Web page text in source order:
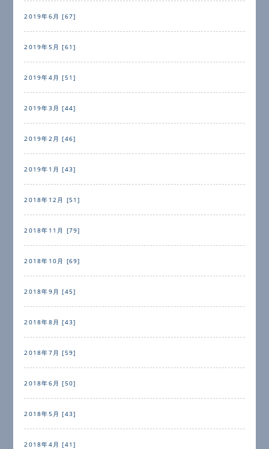
2019年6月 [67]
2019年5月 [61]
2019年4月 [51]
2019年3月 [44]
2019年2月 [46]
2019年1月 [43]
2018年12月 [51]
2018年11月 [79]
2018年10月 [69]
2018年9月 [45]
2018年8月 [43]
2018年7月 [59]
2018年6月 [50]
2018年5月 [43]
2018年4月 [41]